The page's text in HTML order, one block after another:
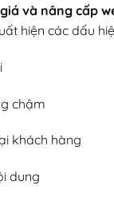
và nâng cấp
hiện các dấu
chậm
khách hàng
dung